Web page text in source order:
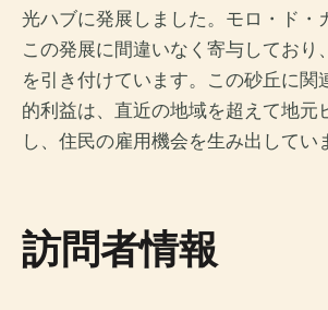
光ハブに発展しました。モロ・ド・
この発展に間違いなく寄与しており
を引き付けています。この砂丘に関
的利益は、直近の地域を超えて地元
し、住民の雇用機会を生み出してい
訪問者情報